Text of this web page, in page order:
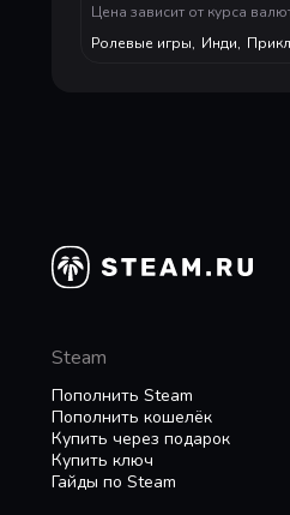
Цена зависит от курса
Ролевые игры, Инди,
Steam
Пополнить Steam
Пополнить кошелёк
Купить через подарок
Купить ключ
Гайды по Steam